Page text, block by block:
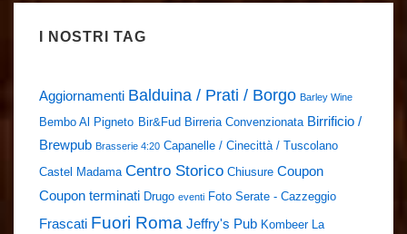
I NOSTRI TAG
Aggiornamenti Balduina / Prati / Borgo Barley Wine
Bembo Al Pigneto Bir&Fud Birreria Convenzionata Birrificio /
Brewpub Brasserie 4:20 Capanelle / Cinecittà / Tuscolano
Castel Madama Centro Storico Chiusure Coupon
Coupon terminati Drugo eventi Foto Serate - Cazzeggio
Frascati Fuori Roma Jeffry's Pub Kombeer La